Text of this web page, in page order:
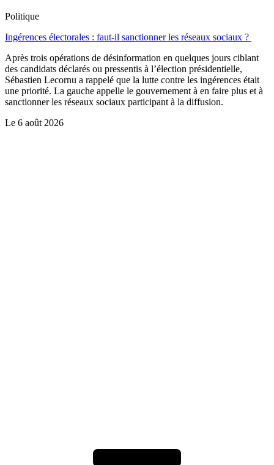
Politique
Ingérences électorales : faut-il sanctionner les réseaux sociaux ?
Après trois opérations de désinformation en quelques jours ciblant
des candidats déclarés ou pressentis à l’élection présidentielle,
Sébastien Lecornu a rappelé que la lutte contre les ingérences était
une priorité. La gauche appelle le gouvernement à en faire plus et à
sanctionner les réseaux sociaux participant à la diffusion.
Le 6 août 2026